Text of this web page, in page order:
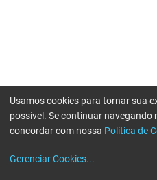
Usamos cookies para tornar sua
possível. Se continuar navegando
concordar com nossa Política de
Gerenciar Cookies...
Erro ao enviar informações, por